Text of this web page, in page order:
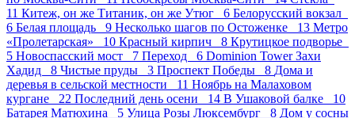
11 Китеж, он же Титаник, он же Утюг 6 Белорусский вокзал
6 Белая площадь 9 Несколько шагов по Остоженке 13 Метро
«Пролетарская» 10 Красный кирпич 8 Крутицкое подворье
5 Новоспасский мост 7 Переход 6 Dominion Tower Захи
Хадид 8 Чистые пруды 3 Проспект Победы 8 Дома и
деревья в сельской местности 11 Ноябрь на Малаховом
кургане 22 Последний день осени 14 В Ушаковой балке 10
Батарея Матюхина 5 Улица Розы Люксембург 8 Дом у сосны